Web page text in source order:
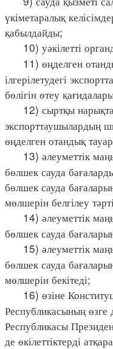
үкіметаралық
қабылдайды;
10) уәкілетті
11) өңделген
ілгерілетудегі
бөлігін өтеу
12) сыртқы
экспорттаушылардың
өңделген отандық
13) әлеуметтік
бөлшек сауда
бөлшек сауда
мөлшерін белгілеу
14) әлеуметтік
бөлшек сауда
15) әлеуметтік
бөлшек сауда
мөлшерін бекітеді;
16) өзіне
Республикасының өзге
Республикасы
де өкілеттіктерді